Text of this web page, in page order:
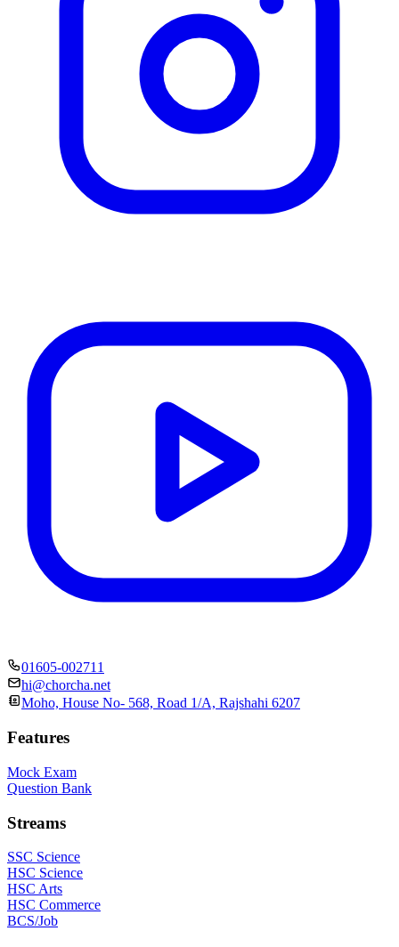
01605-002711
hi@chorcha.net
Moho, House No- 568, Road 1/A, Rajshahi 6207
Features
Mock Exam
Question Bank
Streams
SSC Science
HSC Science
HSC Arts
HSC Commerce
BCS/Job